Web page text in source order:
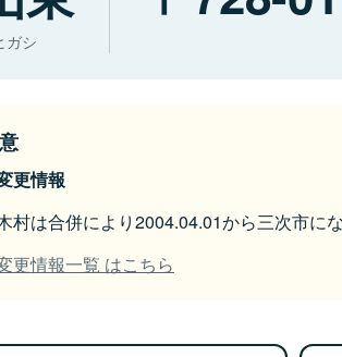
ガシ
更情報
村は合併により2004.04.01から三次市に
更情報一覧 はこちら